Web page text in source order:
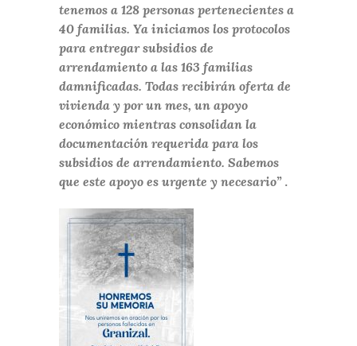
tenemos a 128 personas pertenecientes a
40 familias. Ya iniciamos los protocolos
para entregar subsidios de
arrendamiento a las 163 familias
damnificadas. Todas recibirán oferta de
vivienda y por un mes, un apoyo
económico mientras consolidan la
documentación requerida para los
subsidios de arrendamiento. Sabemos
que este apoyo es urgente y necesario” .